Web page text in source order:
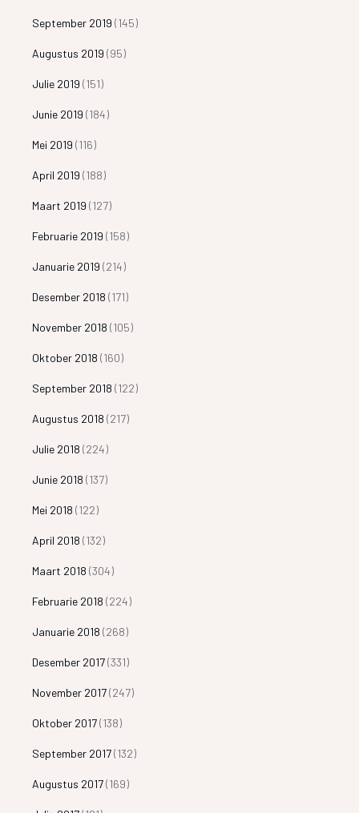
September 2019 (145)
Augustus 2019 (95)
Julie 2019 (151)
Junie 2019 (184)
Mei 2019 (116)
April 2019 (188)
Maart 2019 (127)
Februarie 2019 (158)
Januarie 2019 (214)
Desember 2018 (171)
November 2018 (105)
Oktober 2018 (160)
September 2018 (122)
Augustus 2018 (217)
Julie 2018 (224)
Junie 2018 (137)
Mei 2018 (122)
April 2018 (132)
Maart 2018 (304)
Februarie 2018 (224)
Januarie 2018 (268)
Desember 2017(331)
November 2017(247)
Oktober 2017(138)
September 2017(132)
Augustus 2017(169)